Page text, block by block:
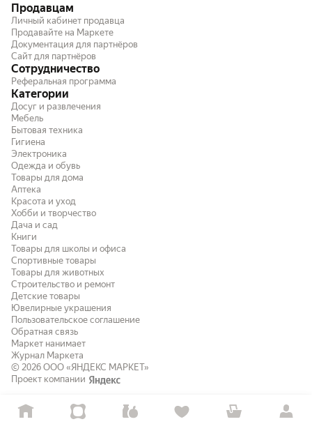
Продавцам
Личный кабинет продавца
Продавайте на Маркете
Документация для партнёров
Сайт для партнёров
Сотрудничество
Реферальная программа
Категории
Досуг и развлечения
Мебель
Бытовая техника
Гигиена
Электроника
Одежда и обувь
Товары для дома
Аптека
Красота и уход
Хобби и творчество
Дача и сад
Книги
Товары для школы и офиса
Спортивные товары
Товары для животных
Строительство и ремонт
Детские товары
Ювелирные украшения
Пользовательское соглашение
Обратная связь
Маркет нанимает
Журнал Маркета
© 2026 ООО «ЯНДЕКС МАРКЕТ»
Проект компании